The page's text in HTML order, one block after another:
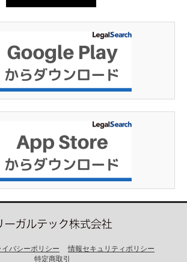
イバシーポリシー
情報セキュリティポリシー
特定商取引